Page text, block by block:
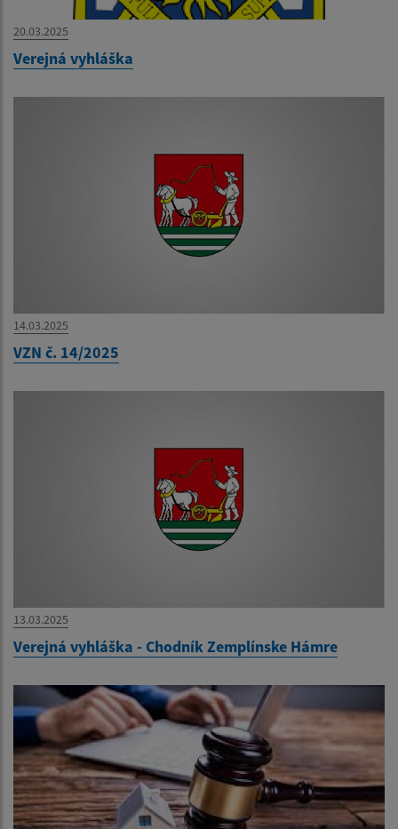
20.03.2025
Verejná vyhláška
14.03.2025
VZN č. 14/2025
13.03.2025
Verejná vyhláška - Chodník Zemplínske Hámre